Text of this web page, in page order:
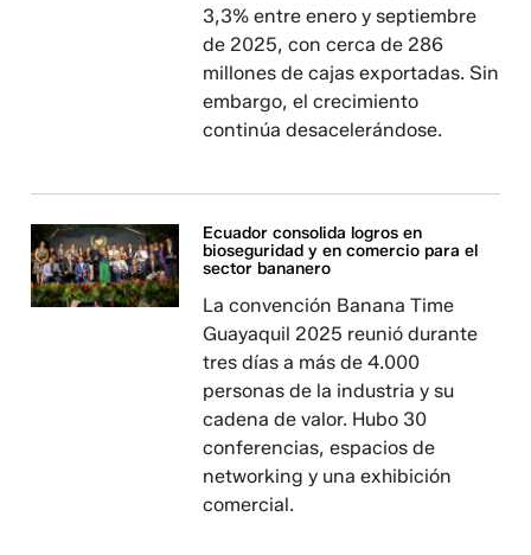
3,3% entre enero y septiembre
de 2025, con cerca de 286
millones de cajas exportadas. Sin
embargo, el crecimiento
continúa desacelerándose.
Ecuador consolida logros en
bioseguridad y en comercio para el
sector bananero
La convención Banana Time
Guayaquil 2025 reunió durante
tres días a más de 4.000
personas de la industria y su
cadena de valor. Hubo 30
conferencias, espacios de
networking y una exhibición
comercial.